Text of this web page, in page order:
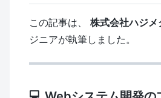
この記事は、 株式会社ハジメ
ジニアが執筆しました。